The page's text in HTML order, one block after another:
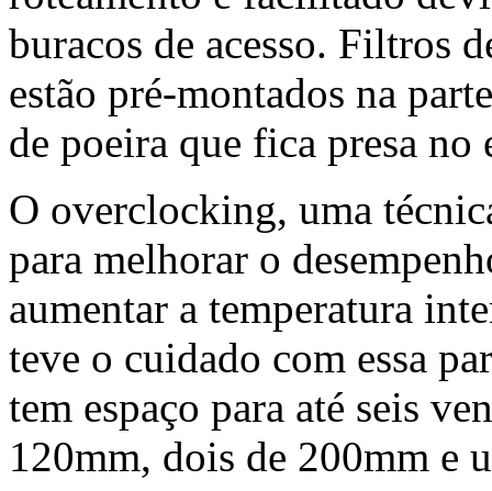
buracos de acesso. Filtros
estão pré-montados na
de poeira que fica presa no
O overclocking, uma
para melhorar o
aumentar a temperatura
teve o cuidado com essa
tem espaço para até seis
120mm, dois de 200mm e